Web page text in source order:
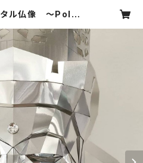
タル仏像 ～Polyg
FACTORY ART M
SHOP